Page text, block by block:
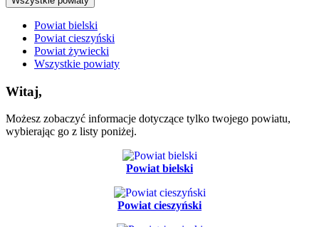
Powiat bielski
Powiat cieszyński
Powiat żywiecki
Wszystkie powiaty
Witaj,
Możesz zobaczyć informacje dotyczące tylko twojego powiatu,
wybierając go z listy poniżej.
Powiat bielski
Powiat cieszyński